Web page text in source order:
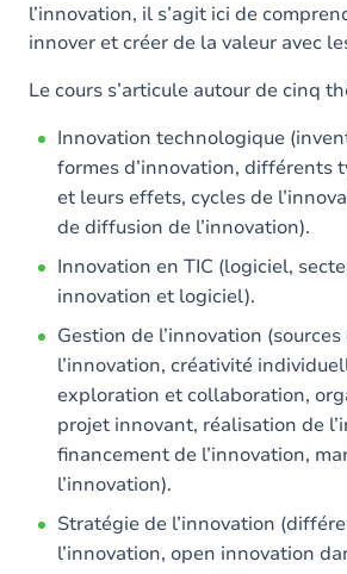
l’innovation, il s’agit ici de
innover et créer de la valeur avec
Le cours s’articule autour de cinq
Innovation technologique
formes d’innovation, différents
et leurs effets, cycles de
de diffusion de l’innovation).
Innovation en TIC (logiciel,
innovation et logiciel).
Gestion de l’innovation
l’innovation, créativité
exploration et collaboration,
projet innovant, réalisation de
financement de l’innovation,
l’innovation).
Stratégie de l’innovation
l’innovation, open innovation